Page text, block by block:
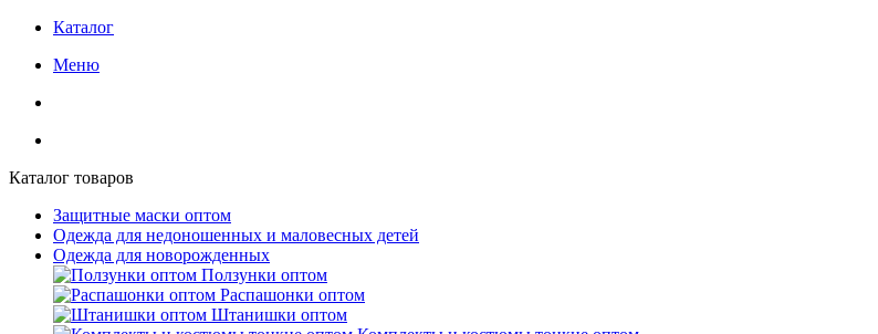
Каталог
Меню
Каталог товаров
Защитные маски оптом
Одежда для недоношенных и маловесных детей
Одежда для новорожденных
Ползунки оптом
Распашонки оптом
Штанишки оптом